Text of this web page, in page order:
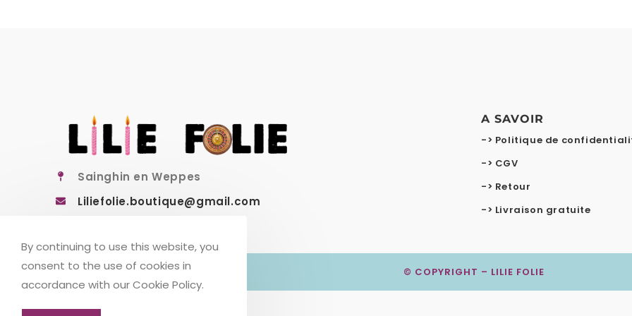
Sainghin en Weppes
Liliefolie.boutique@gmail.com
A SAVOIR
-> Politique de
-> CGV
-> Retour
-> Livraison gratuite
© COPYRIGHT – LILIE FOLIE
By continuing to use this website, you
consent to the use of cookies in
accordance with our Cookie Policy.